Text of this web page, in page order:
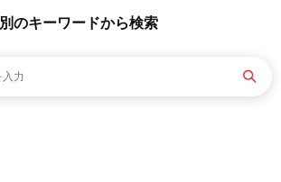
別のキーワードから検索